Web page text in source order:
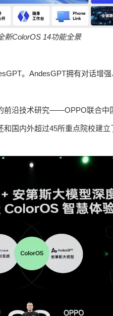
新ColorOS 14功能全景
。AndesGPT拥有对话增强
前沿技术研究——OPPO联合中
国内外超过45所重点院校建